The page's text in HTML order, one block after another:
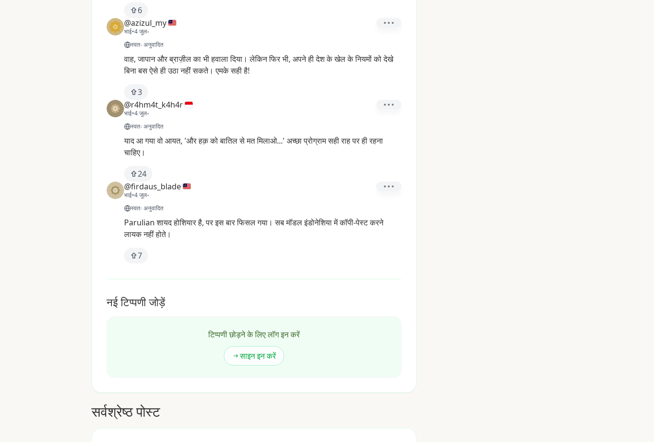
6
@azizul_my
भाई•4 जुल॰
स्वतः अनुवादित
वाह, जापानऔरब्राज़ीलकाभीहवालादिया। लेकिनफिरभी, अपनेहीदेशकेखेलकेनियमोंकोदेखे
बिनाबसऐसेहीउठानहींसकते। एमकेसहीहै!
3
@r4hm4t_k4h4r
भाई•4 जुल॰
स्वतः अनुवादित
यादआगयावोआयत, 'औरहक़कोबातिलसेमतमिलाओ...' अच्छाप्रोग्रामसहीराहपरहीरहना
चाहिए।
24
@firdaus_blade
भाई•4 जुल॰
स्वतः अनुवादित
Parulian शायदहोशियारहै, परइसबारफिसलगया। सबमॉडलइंडोनेशियामेंकॉपी-पेस्टकरने
लायकनहींहोते।
7
नई टिप्पणी जोड़ें
टिप्पणी छोड़ने के लिए लॉग इन करें
साइन इन करें
सर्वश्रेष्ठ पोस्ट